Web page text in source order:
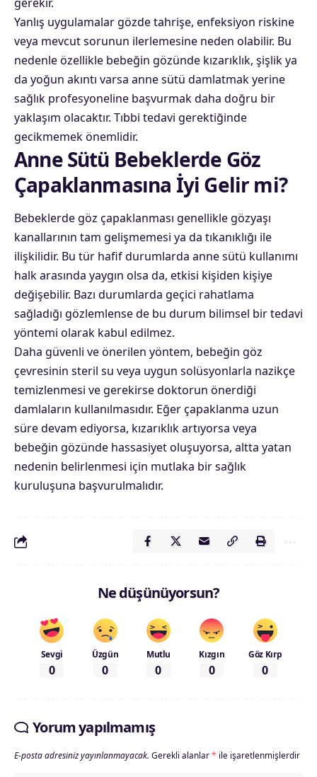
Yanlış uygulamalar gözde tahrişe, enfeksiyon riskine
veya mevcut sorunun ilerlemesine neden olabilir. Bu
nedenle özellikle bebeğin gözünde kızarıklık, şişlik ya
da yoğun akıntı varsa anne sütü damlatmak yerine
sağlık profesyoneline başvurmak daha doğru bir
yaklaşım olacaktır. Tıbbi tedavi gerektiğinde
gecikmemek önemlidir.
Anne Sütü Bebeklerde Göz
Çapaklanmasına İyi Gelir mi?
Bebeklerde göz çapaklanması genellikle gözyaşı
kanallarının tam gelişmemesi ya da tıkanıklığı ile
ilişkilidir. Bu tür hafif durumlarda anne sütü kullanımı
halk arasında yaygın olsa da, etkisi kişiden kişiye
değişebilir. Bazı durumlarda geçici rahatlama
sağladığı gözlemlense de bu durum bilimsel bir tedavi
yöntemi olarak kabul edilmez.
Daha güvenli ve önerilen yöntem, bebeğin göz
çevresinin steril su veya uygun solüsyonlarla nazikçe
temizlenmesi ve gerekirse doktorun önerdiği
damlaların kullanılmasıdır. Eğer çapaklanma uzun
süre devam ediyorsa, kızarıklık artıyorsa veya
bebeğin gözünde hassasiyet oluşuyorsa, altta yatan
nedenin belirlenmesi için mutlaka bir sağlık
kuruluşuna başvurulmalıdır.
Ne düşünüyorsun?
Sevgi
0
Üzgün
0
Mutlu
0
Kızgın
0
Göz Kırp
0
Yorum yapılmamış
E-posta adresiniz yayınlanmayacak. Gerekli alanlar* ile işaretlenmişlerdir